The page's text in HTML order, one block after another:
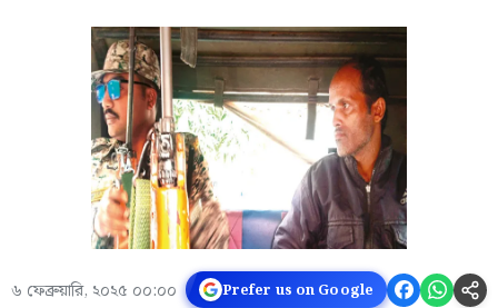
৬ ফেব্রুয়ারি, ২০২৫ ০০:০০ Prefer us on Google